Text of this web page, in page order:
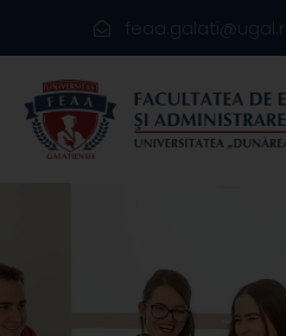
feaa.galati@ugal.ro